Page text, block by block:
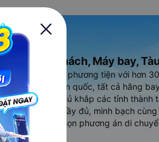
vé Xe khách, Máy bay,
dụng đặt vé đa phương tiện với hơn
đường toàn quốc, tất cả hãng
xe du lịch phủ khắp các tỉnh thành
thị thông tin đầy đủ, minh bạch
sánh và lựa chọn phương án di
hợp nhất.